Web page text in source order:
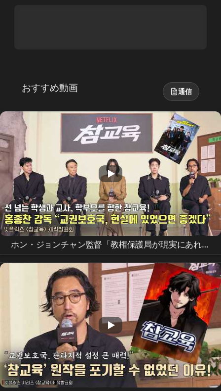
おすすめ動画 通信
ホン・ジョンチャン監督「教権保護局が現実にあれば
いいのに」 | Netflix [真教育] 制作発表会 | Teach
You a Lesson | Netflix